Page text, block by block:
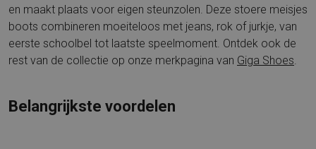
en maakt plaats voor eigen steunzolen. Deze stoere meisjes
boots combineren moeiteloos met jeans, rok of jurkje, van
eerste schoolbel tot laatste speelmoment. Ontdek ook de
rest van de collectie op onze merkpagina van Giga Shoes.
Belangrijkste voordelen